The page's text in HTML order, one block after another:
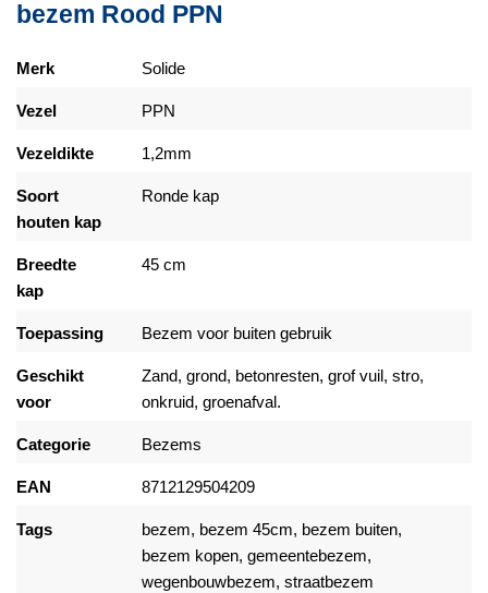
bezem Rood PPN
Merk Solide
Vezel PPN
Vezeldikte 1,2mm
Soort
houten kap
Ronde kap
Breedte
kap
45 cm
Toepassing Bezem voor buiten gebruik
Geschikt
voor
Zand, grond, betonresten, grof vuil, stro,
onkruid, groenafval.
Categorie Bezems
EAN 8712129504209
Tags bezem, bezem 45cm, bezem buiten,
bezem kopen, gemeentebezem,
wegenbouwbezem, straatbezem